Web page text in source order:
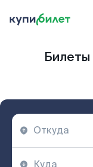
Билеты